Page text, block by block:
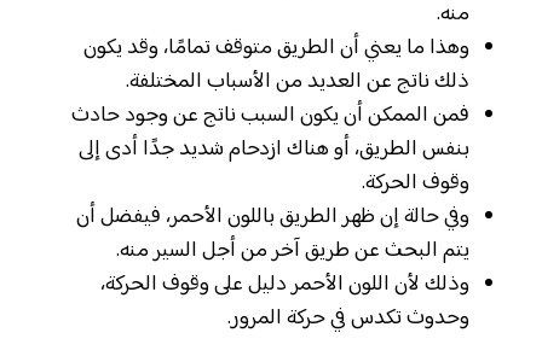
منه.
وهذا ما يعني أن الطريق متوقف تمامًا، وقد يكون
ذلك ناتج عن العديد من الأسباب المختلفة.
فمن الممكن أن يكون السبب ناتج عن وجود حادث
بنفس الطريق، أو هناك ازدحام شديد جدًا أدى إلى
وقوف الحركة.
وفي حالة إن ظهر الطريق باللون الأحمر، فيفضل أن
يتم البحث عن طريق آخر من أجل السير منه.
وذلك لأن اللون الأحمر دليل على وقوف الحركة،
وحدوث تكدس في حركة المرور.